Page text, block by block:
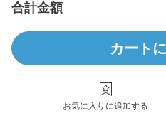
合計金額
カート
お気に入りに追加する